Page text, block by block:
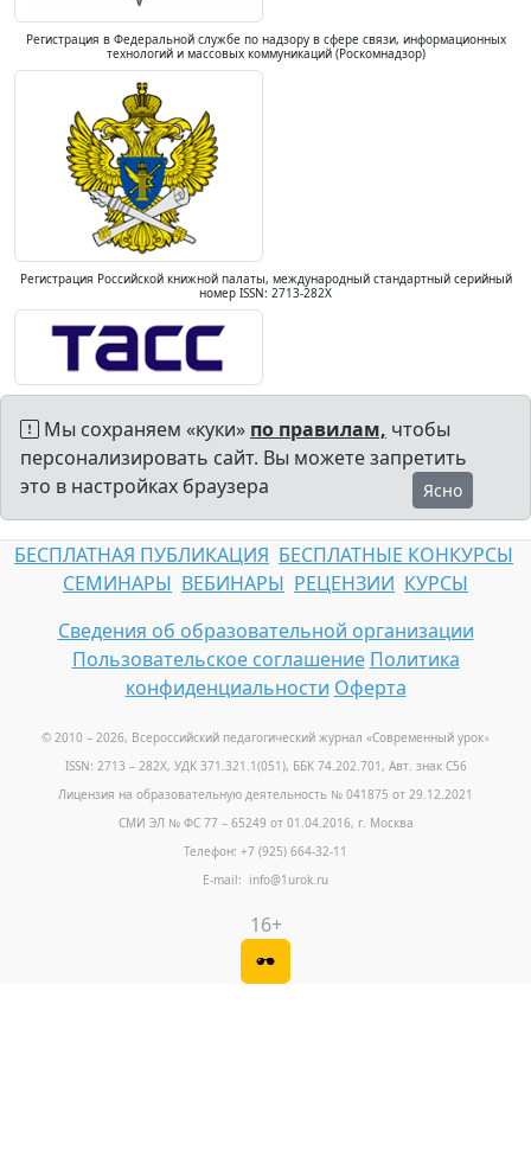
Регистрация в Федеральной службе по надзору в сфере связи, информационных
технологий и массовых коммуникаций (Роскомнадзор)
Регистрация Российской книжной палаты, международный стандартный серийный
номер ISSN: 2713-282X
Мы сохраняем «куки» по правилам, чтобы
персонализировать сайт. Вы можете запретить
это в настройках браузера
Ясно
БЕСПЛАТНАЯ ПУБЛИКАЦИЯ БЕСПЛАТНЫЕ КОНКУРСЫ
СЕМИНАРЫ ВЕБИНАРЫ РЕЦЕНЗИИ КУРСЫ
Сведения об образовательной организации
Пользовательское соглашение Политика
конфиденциальности Оферта
© 2010 – 2026, Всероссийский педагогический журнал «Современный урок»
ISSN: 2713 – 282X, УДК 371.321.1(051), ББК 74.202.701, Авт. знак С56
Лицензия на образовательную деятельность № 041875 от 29.12.2021
СМИ ЭЛ № ФС 77 – 65249 от 01.04.2016, г. Москва
Телефон: +7 (925) 664-32-11
E-mail: info@1urok.ru
16+